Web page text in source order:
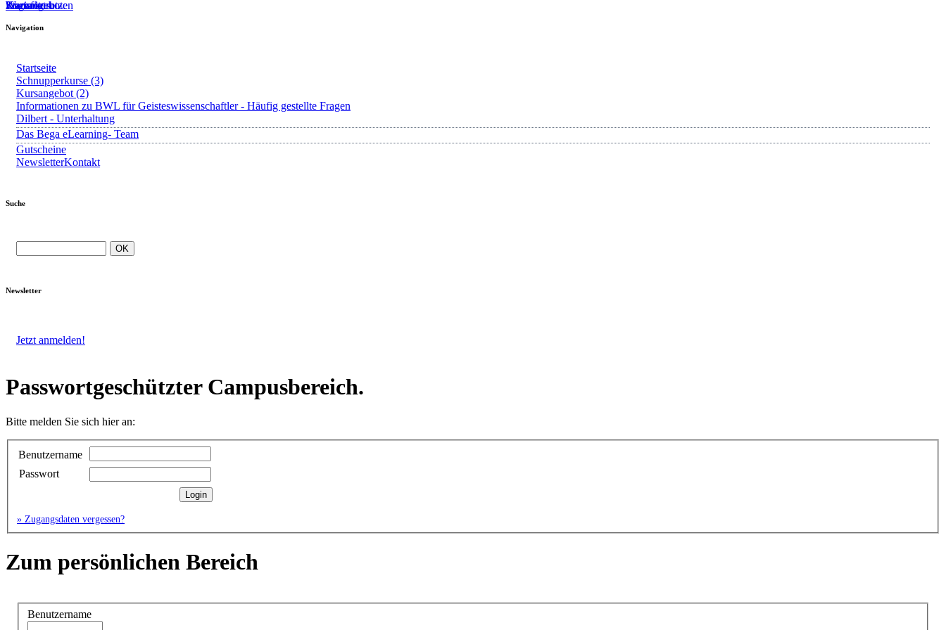
Startseite
Kursangebote
Kurs fortsetzen
Warenkorb
Login
?
Navigation
Startseite
Schnupperkurse (3)
Kursangebot (2)
Informationen zu BWL für Geisteswissenschaftler - Häufig gestellte Fragen
Dilbert - Unterhaltung
Das Bega eLearning- Team
Gutscheine
NewsletterKontakt
Suche
Newsletter
Jetzt anmelden!
Passwortgeschützter Campusbereich.
Bitte melden Sie sich hier an:
Benutzername
Passwort
» Zugangsdaten vergessen?
Zum persönlichen Bereich
Benutzername